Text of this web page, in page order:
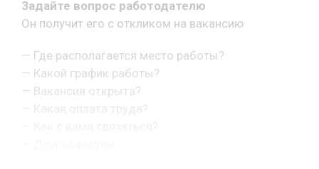
Задайте вопрос работодателю
Он получит его с откликом на вакансию
— Где располагается место работы?
— Какой график работы?
— Вакансия открыта?